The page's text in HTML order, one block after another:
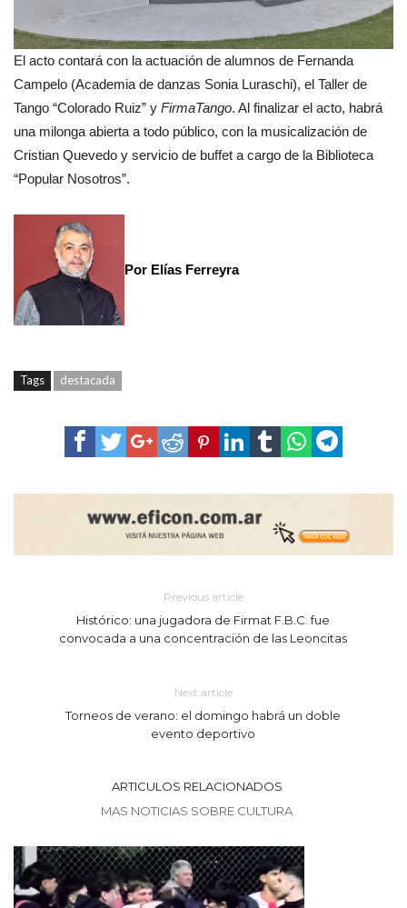
El acto contará con la actuación de alumnos de Fernanda
Campelo (Academia de danzas Sonia Luraschi), el Taller de
Tango “Colorado Ruiz” y FirmaTango. Al finalizar el acto, habrá
una milonga abierta a todo público, con la musicalización de
Cristian Quevedo y servicio de buffet a cargo de la Biblioteca
“Popular Nosotros”.
Por Elías Ferreyra
Tags destacada
Previous article
Histórico: una jugadora de Firmat F.B.C. fue
convocada a una concentración de las Leoncitas
Next article
Torneos de verano: el domingo habrá un doble
evento deportivo
ARTICULOS RELACIONADOS
MAS NOTICIAS SOBRE CULTURA